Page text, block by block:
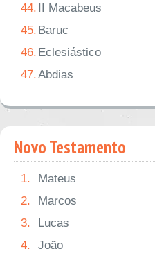
44. II Macabeus
45. Baruc
46. Eclesiástico
47.Abdias
Novo Testamento
1.
Mateus
2.
Marcos
3.
Lucas
4.
João